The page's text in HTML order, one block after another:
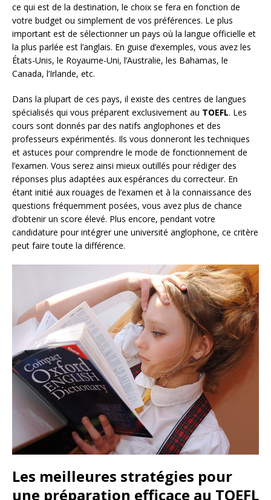
ce qui est de la destination, le choix se fera en fonction de
votre budget ou simplement de vos préférences. Le plus
important est de sélectionner un pays où la langue officielle et
la plus parlée est l’anglais. En guise d’exemples, vous avez les
États-Unis, le Royaume-Uni, l’Australie, les Bahamas, le
Canada, l’Irlande, etc.
Dans la plupart de ces pays, il existe des centres de langues
spécialisés qui vous préparent exclusivement au TOEFL. Les
cours sont donnés par des natifs anglophones et des
professeurs expérimentés. Ils vous donneront les techniques
et astuces pour comprendre le mode de fonctionnement de
l’examen. Vous serez ainsi mieux outillés pour rédiger des
réponses plus adaptées aux espérances du correcteur. En
étant initié aux rouages de l’examen et à la connaissance des
questions fréquemment posées, vous avez plus de chance
d’obtenir un score élevé. Plus encore, pendant votre
candidature pour intégrer une université anglophone, ce critère
peut faire toute la différence.
Les meilleures stratégies pour
une préparation efficace au TOEFL